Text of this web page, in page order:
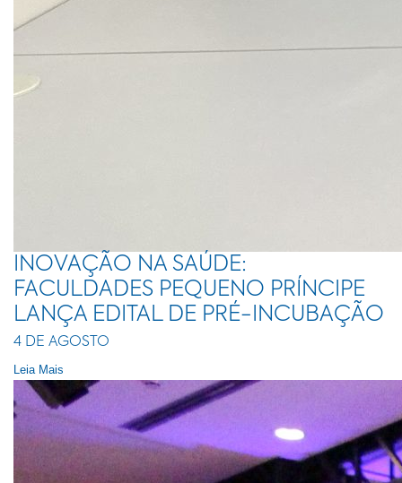
INOVAÇÃO NA SAÚDE:
FACULDADES PEQUENO PRÍNCIPE
LANÇA EDITAL DE PRÉ-INCUBAÇÃO
4 DE AGOSTO
Leia Mais